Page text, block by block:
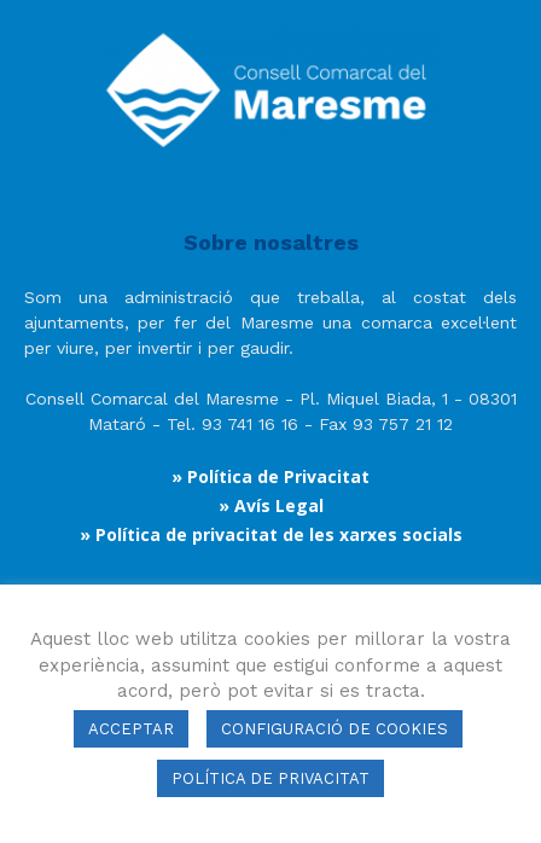
Sobre nosaltres
Som una administració que treballa, al costat dels
ajuntaments, per fer del Maresme una comarca excel·lent
per viure, per invertir i per gaudir.
Consell Comarcal del Maresme - Pl. Miquel Biada, 1 - 08301
Mataró - Tel. 93 741 16 16 - Fax 93 757 21 12
» Política de Privacitat
» Avís Legal
» Política de privacitat de les xarxes socials
Segueix-nos
Consell Comarcal del Maresme 2023 Copyright © Tots els drets
Aquest lloc web utilitza cookies per millorar la vostra
experiència, assumint que estigui conforme a aquest
acord, però pot evitar si es tracta.
ACCEPTAR CONFIGURACIÓ DE COOKIES
POLÍTICA DE PRIVACITAT